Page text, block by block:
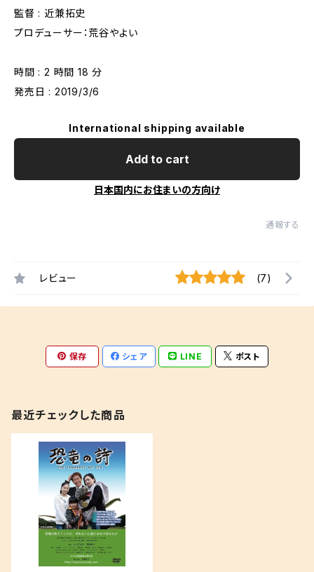
監督 : 近兼拓史
プロデューサー：荒谷やよい
時間 : 2 時間 18 分
発売日 : 2019/3/6
International shipping available
Add to cart
日本国内にお住まいの方向け
通報する
レビュー (7)
保存 シェア LINE ポスト
最近チェックした商品